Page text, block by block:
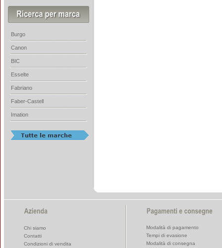
Burgo
Canon
BIC
Esselte
Fabriano
Faber-Castell
Imation
Chi siamo
Contatti
Condizioni di vendita
Modalità di pagamento
Tempi di evasione
Modalità di consegna